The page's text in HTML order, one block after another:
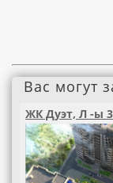
Вас могут
ЖК Дуэт, Л -ы